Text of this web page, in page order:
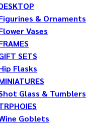
& Ornaments
Vases
SETS
Flasks
Glass & Tumblers
Goblets